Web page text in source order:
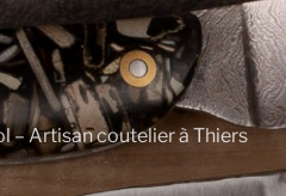
– Artisan coutelier à Thiers